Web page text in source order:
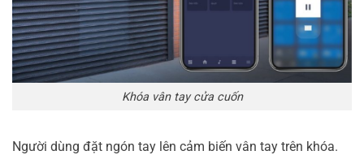
Khóa vân tay cửa cuốn
Người dùng đặt ngón tay lên cảm biến vân tay trên khóa.